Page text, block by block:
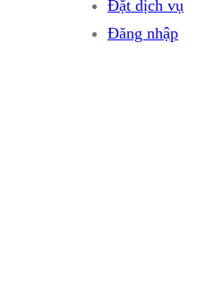
Đặt dịch vụ
Đăng nhập